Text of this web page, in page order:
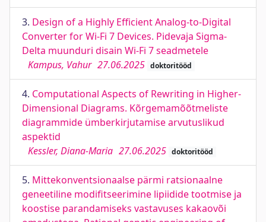
3. Design of a Highly Efficient Analog-to-Digital
Converter for Wi-Fi 7 Devices. Pidevaja Sigma-
Delta muunduri disain Wi-Fi 7 seadmetele
Kampus, Vahur 27.06.2025 doktoritööd
4. Computational Aspects of Rewriting in Higher-
Dimensional Diagrams. Kõrgemamõõtmeliste
diagrammide ümberkirjutamise arvutuslikud
aspektid
Kessler, Diana-Maria 27.06.2025 doktoritööd
5. Mittekonventsionaalse pärmi ratsionaalne
geneetiline modifitseerimine lipiidide tootmise ja
koostise parandamiseks vastavuses kakaovõi